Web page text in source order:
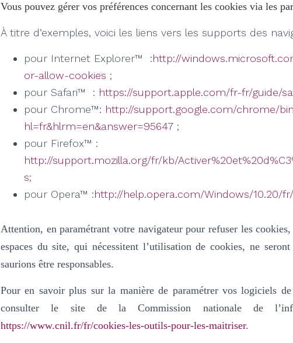
Vous pouvez gérer vos préférences concernant les cookies via les
À titre d’exemples, voici les liens vers les supports des
pour Internet Explorer™ :http://
or-allow-cookies ;
pour Safari™ : https://support.apple.com/fr-fr/guide/
pour Chrome™: http://support.google.com/chrome/
hl=fr&hlrm=en&answer=95647 ;
pour Firefox™ :
http://support.mozilla.org/fr/kb/
s;
pour Opera™ :http://help.opera.com/Windows/10.20/
Attention, en paramétrant votre navigateur pour refuser les
espaces du site, qui nécessitent l’utilisation de cookies, ne
saurions être responsables.
Pour en savoir plus sur la manière de paramétrer vos logiciels
consulter le site de la Commission nationale de
https://www.cnil.fr/fr/cookies-les-outils-pour-les-maitriser.